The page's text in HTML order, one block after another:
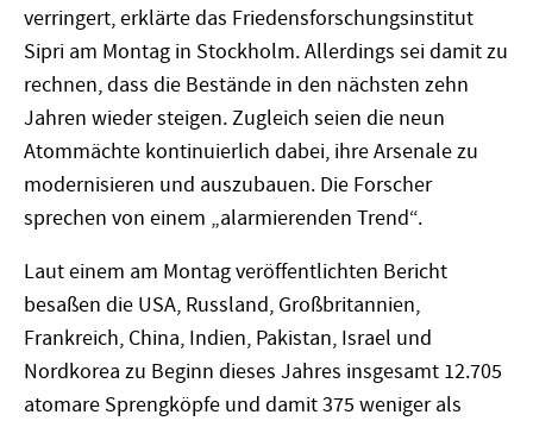
verringert, erklärte das Friedensforschungsinstitut
Sipri am Montag in Stockholm. Allerdings sei damit zu
rechnen, dass die Bestände in den nächsten zehn
Jahren wieder steigen. Zugleich seien die neun
Atommächte kontinuierlich dabei, ihre Arsenale zu
modernisieren und auszubauen. Die Forscher
sprechen von einem „alarmierenden Trend“.
Laut einem am Montag veröffentlichten Bericht
besaßen die USA, Russland, Großbritannien,
Frankreich, China, Indien, Pakistan, Israel und
Nordkorea zu Beginn dieses Jahres insgesamt 12.705
atomare Sprengköpfe und damit 375 weniger als